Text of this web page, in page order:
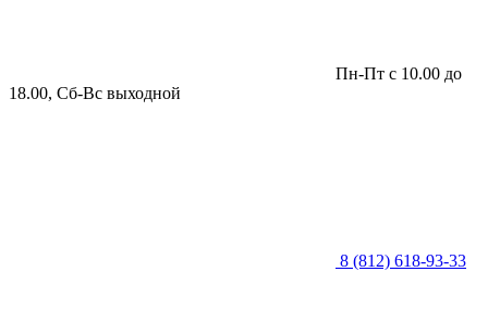
Пн-Пт с 10.00 до
18.00, Сб-Вс выходной
8 (812) 618-93-33